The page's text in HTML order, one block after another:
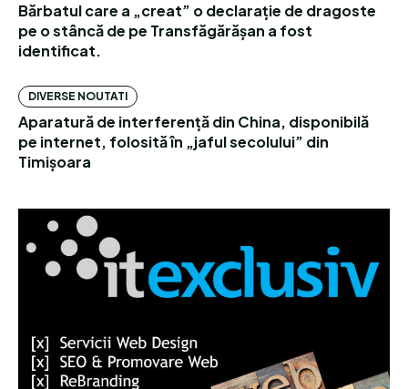
Bărbatul care a „creat” o declarație de dragoste
pe o stâncă de pe Transfăgărășan a fost
identificat.
DIVERSE NOUTATI
Aparatură de interferență din China, disponibilă
pe internet, folosită în „jaful secolului” din
Timișoara